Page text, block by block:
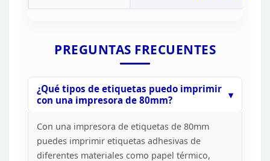
PREGUNTAS FRECUENTES
¿Qué tipos de etiquetas puedo imprimir
con una impresora de 80mm?
Con una impresora de etiquetas de 80mm
puedes imprimir etiquetas adhesivas de
diferentes materiales como papel térmico,